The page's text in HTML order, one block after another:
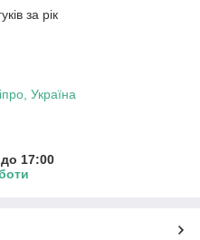
за рік
Україна
17:00